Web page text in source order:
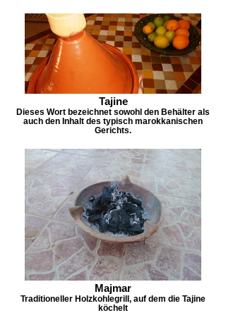
Tajine
Dieses Wort bezeichnet sowohl den Behälter als
auch den Inhalt des typisch marokkanischen
Gerichts.
Majmar
Traditioneller Holzkohlegrill, auf dem die Tajine
köchelt